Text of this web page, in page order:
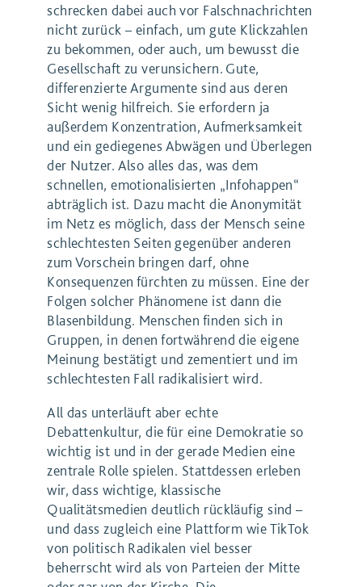
schrecken dabei auch vor Falschnachrichten
nicht zurück – einfach, um gute Klickzahlen
zu bekommen, oder auch, um bewusst die
Gesellschaft zu verunsichern. Gute,
differenzierte Argumente sind aus deren
Sicht wenig hilfreich. Sie erfordern ja
außerdem Konzentration, Aufmerksamkeit
und ein gediegenes Abwägen und Überlegen
der Nutzer. Also alles das, was dem
schnellen, emotionalisierten „Infohappen“
abträglich ist. Dazu macht die Anonymität
im Netz es möglich, dass der Mensch seine
schlechtesten Seiten gegenüber anderen
zum Vorschein bringen darf, ohne
Konsequenzen fürchten zu müssen. Eine der
Folgen solcher Phänomene ist dann die
Blasenbildung. Menschen finden sich in
Gruppen, in denen fortwährend die eigene
Meinung bestätigt und zementiert und im
schlechtesten Fall radikalisiert wird.
All das unterläuft aber echte
Debattenkultur, die für eine Demokratie so
wichtig ist und in der gerade Medien eine
zentrale Rolle spielen. Stattdessen erleben
wir, dass wichtige, klassische
Qualitätsmedien deutlich rückläufig sind –
und dass zugleich eine Plattform wie TikTok
von politisch Radikalen viel besser
beherrscht wird als von Parteien der Mitte